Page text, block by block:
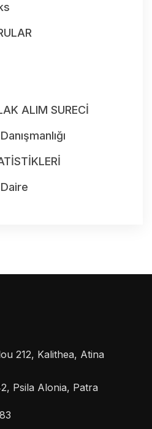
ALIM SURECİ
212, Kalithea, Atina
Psila Alonia, Patra